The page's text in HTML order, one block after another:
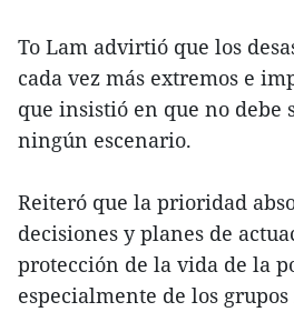
To Lam advirtió que los
cada vez más extremos e
que insistió en que no debe
ningún escenario.
Reiteró que la prioridad
decisiones y planes de
protección de la vida de la
especialmente de los